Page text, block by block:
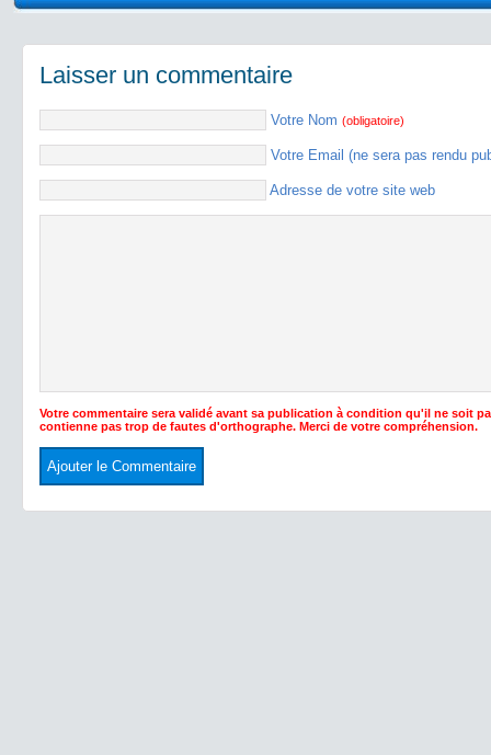
Laisser un commentaire
Votre Nom (obligatoire)
Votre Email (ne sera pas rendu
Adresse de votre site web
Votre commentaire sera validé avant sa publication à condition qu'il ne soit
contienne pas trop de fautes d'orthographe. Merci de votre compréhension.